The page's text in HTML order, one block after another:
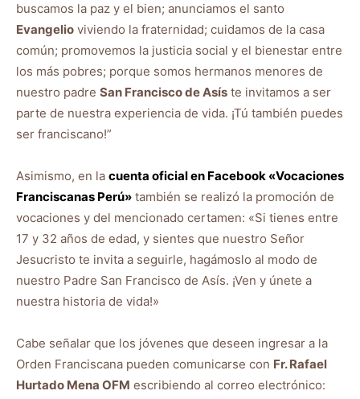
buscamos la paz y el bien; anunciamos el santo
Evangelio viviendo la fraternidad; cuidamos de la casa
común; promovemos la justicia social y el bienestar entre
los más pobres; porque somos hermanos menores de
nuestro padre San Francisco de Asís te invitamos a ser
parte de nuestra experiencia de vida. ¡Tú también puedes
ser franciscano!”
Asimismo, en la cuenta oficial en Facebook «Vocaciones
Franciscanas Perú» también se realizó la promoción de
vocaciones y del mencionado certamen: «Si tienes entre
17 y 32 años de edad, y sientes que nuestro Señor
Jesucristo te invita a seguirle, hagámoslo al modo de
nuestro Padre San Francisco de Asís. ¡Ven y únete a
nuestra historia de vida!»
Cabe señalar que los jóvenes que deseen ingresar a la
Orden Franciscana pueden comunicarse con Fr. Rafael
Hurtado Mena OFM escribiendo al correo electrónico: